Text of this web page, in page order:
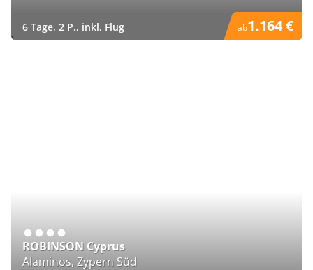
ab1.164 €
6 Tage, 2 P., inkl. Flug
)
ROBINSON Cyprus
Alaminos, Zypern Süd